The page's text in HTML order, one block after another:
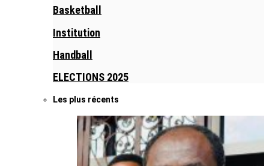
Basketball
Institution
Handball
ELECTIONS 2025
Les plus récents